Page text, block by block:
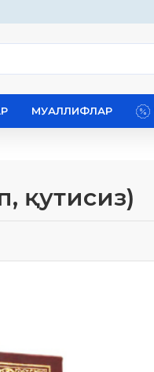
МУАЛЛИФЛАР
қутисиз)